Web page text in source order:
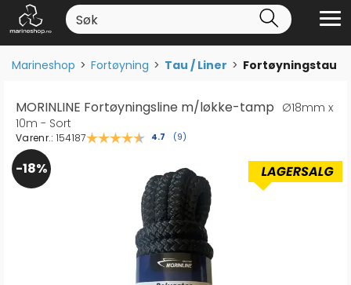
Marineshop>Fortøyning>Tau / Liner>Fortøyningstau
MORINLINE Fortøyningsline m/løkke-tamp Ø18mm x
10m - Sort
Varenr.: 154187 Gjennomsnittskarakter:
4.7 (stemmer:
9)
18%